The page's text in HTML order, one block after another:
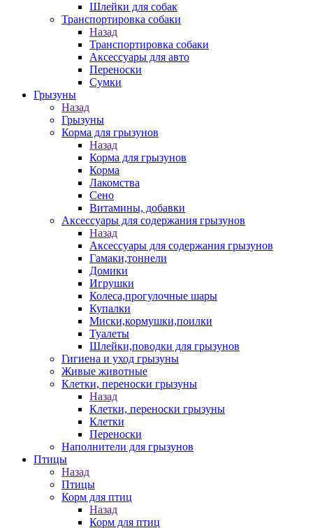
Шлейки для собак
Транспортировка собаки
Назад
Транспортировка собаки
Аксессуары для авто
Переноски
Сумки
Грызуны
Назад
Грызуны
Корма для грызунов
Назад
Корма для грызунов
Корма
Лакомства
Сено
Витамины, добавки
Аксессуары для содержания грызунов
Назад
Аксессуары для содержания грызунов
Гамаки,тоннели
Домики
Игрушки
Колеса,прогулочные шары
Купалки
Миски,кормушки,поилки
Туалеты
Шлейки,поводки для грызунов
Гигиена и уход грызуны
Живые животные
Клетки, переноски грызуны
Назад
Клетки, переноски грызуны
Клетки
Переноски
Наполнители для грызунов
Птицы
Назад
Птицы
Корм для птиц
Назад
Корм для птиц